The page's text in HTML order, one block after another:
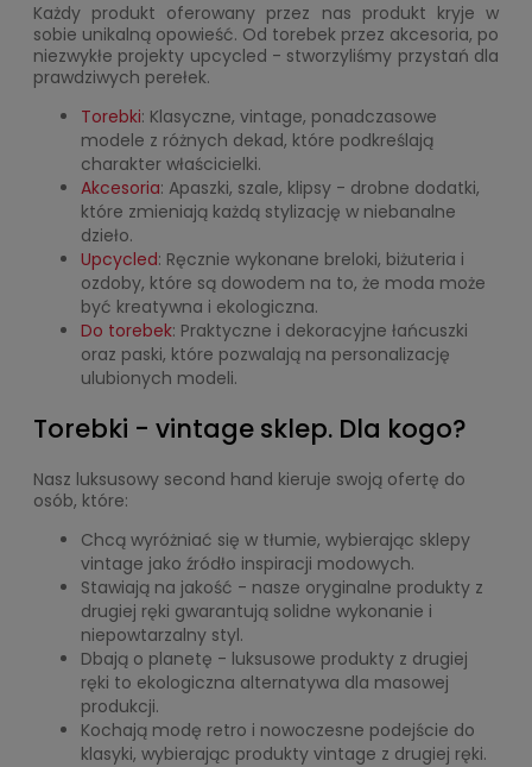
Każdy produkt oferowany przez nas produkt kryje w
sobie unikalną opowieść. Od torebek przez akcesoria, po
niezwykłe projekty upcycled - stworzyliśmy przystań dla
prawdziwych perełek.
Torebki: Klasyczne, vintage, ponadczasowe
modele z różnych dekad, które podkreślają
charakter właścicielki.
Akcesoria: Apaszki, szale, klipsy - drobne dodatki,
które zmieniają każdą stylizację w niebanalne
dzieło.
Upcycled: Ręcznie wykonane breloki, biżuteria i
ozdoby, które są dowodem na to, że moda może
być kreatywna i ekologiczna.
Do torebek: Praktyczne i dekoracyjne łańcuszki
oraz paski, które pozwalają na personalizację
ulubionych modeli.
Torebki - vintage sklep. Dla kogo?
Nasz luksusowy second hand kieruje swoją ofertę do
osób, które:
Chcą wyróżniać się w tłumie, wybierając sklepy
vintage jako źródło inspiracji modowych.
Stawiają na jakość - nasze oryginalne produkty z
drugiej ręki gwarantują solidne wykonanie i
niepowtarzalny styl.
Dbają o planetę - luksusowe produkty z drugiej
ręki to ekologiczna alternatywa dla masowej
produkcji.
Kochają modę retro i nowoczesne podejście do
klasyki, wybierając produkty vintage z drugiej ręki.